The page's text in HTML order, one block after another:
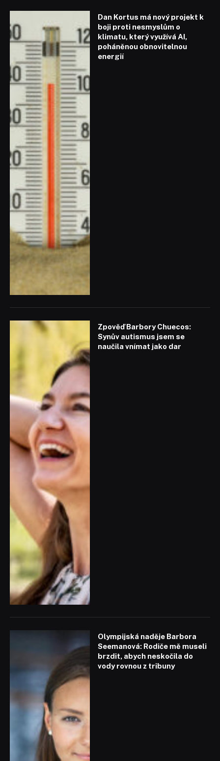
Dan Kortus má nový projekt k
boji proti nesmyslům o
klimatu, který využívá AI,
poháněnou obnovitelnou
energií
Zpověď Barbory Chuecos:
Synův autismus jsem se
naučila vnímat jako dar
Olympijská naděje Barbora
Seemanová: Rodiče mě museli
brzdit, abych neskočila do
vody rovnou z tribuny